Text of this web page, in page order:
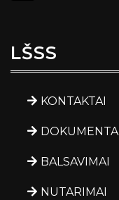
LŠSS
KONTAKTAI
BALSAVIMAI
NUTARIMAI